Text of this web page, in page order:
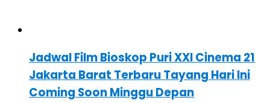
Jadwal Film Bioskop Puri XXI Cinema 21
Jakarta Barat Terbaru Tayang Hari Ini
Coming Soon Minggu Depan